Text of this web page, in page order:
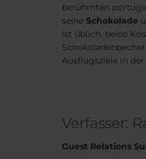
berühmten
seine Schokolade
ist üblich, beide
Ausflugsziele in
Verfasser:
Guest Relations